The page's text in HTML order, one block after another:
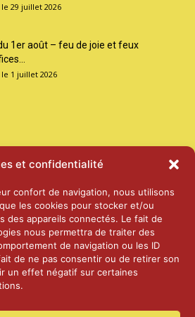
et confidentialité
confort de navigation, nous utilisons
les cookies pour stocker et/ou
des appareils connectés. Le fait de
nous permettra de traiter des
de navigation ou les ID
de ne pas consentir ou de retirer son
un effet négatif sur certaines
29 juillet 2026
1er août – feu de joie et feux
1 juillet 2026
Laiterie d’Orsières et Abbaye de St-
25 juin 2026
Palais Fédéral – Berne
25 juin 2026
14 janvier 2025